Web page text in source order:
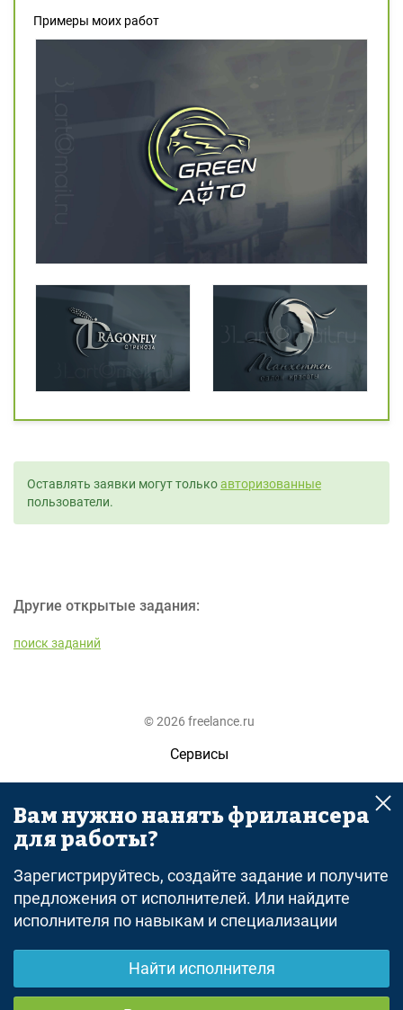
Примеры моих работ
Оставлять заявки могут толькоавторизованные
пользователи.
Другие открытые задания:
поиск заданий
© 2026 freelance.ru
Сервисы
Поиск
Оферта
Политика конфиденциальности
Дисклеймер о ЗоЗПП
Отказ от ответственности
Вам нужно нанять фрилансера
для работы?
Зарегистрируйтесь, создайте задание и получите
предложения от исполнителей. Или найдите
исполнителя по навыкам и специализации
Найти исполнителя